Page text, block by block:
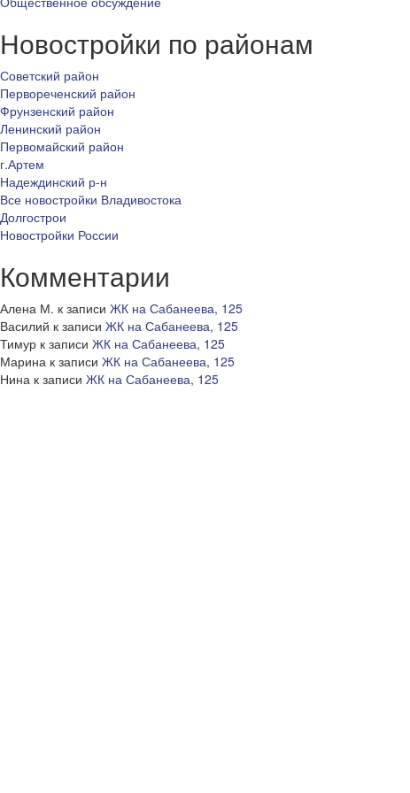
Новостройки по районам
Советский район
Первореченский район
Фрунзенский район
Ленинский район
Первомайский район
г.Артем
Надеждинский р-н
Все новостройки Владивостока
Долгострои
Новостройки России
Комментарии
Алена М. к записи ЖК на Сабанеева, 125
Василий к записи ЖК на Сабанеева, 125
Тимур к записи ЖК на Сабанеева, 125
Марина к записи ЖК на Сабанеева, 125
Нина к записи ЖК на Сабанеева, 125